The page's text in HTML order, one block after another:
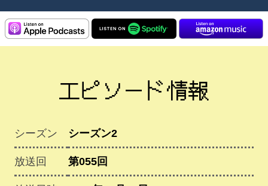
エピソード情報
シーズン シーズン2
放送回 第055回